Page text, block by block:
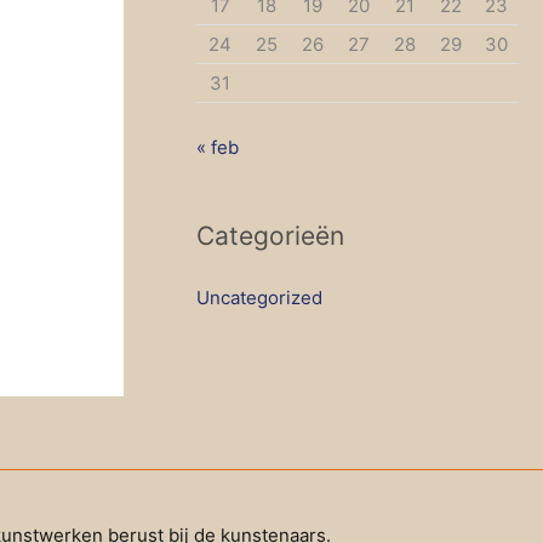
17
18 19 20 21 22
23
24
25 26 27 28 29
30
31
« feb
Categorieën
Uncategorized
berust bij de kunstenaars.